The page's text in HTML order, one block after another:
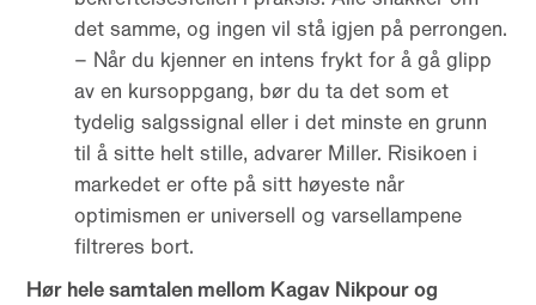
det samme, og ingen vil stå igjen på perrongen.
– Når du kjenner en intens frykt for å gå glipp
av en kursoppgang, bør du ta det som et
tydelig salgssignal eller i det minste en grunn
til å sitte helt stille, advarer Miller. Risikoen i
markedet er ofte på sitt høyeste når
optimismen er universell og varsellampene
filtreres bort.
Hør hele samtalen mellom Kagav Nikpour og